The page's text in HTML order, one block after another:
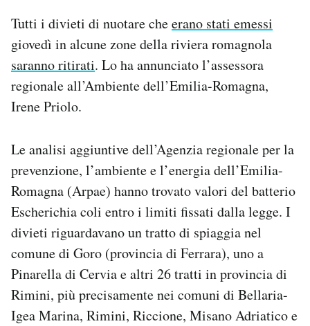
AREA PERSONALE
Area Personale
Newsletter
Notifiche mobile
Hai bisogno di aiuto?
Esci
Tutti i divieti di nuotare cheerano stati emessi
giovedì in alcune zone della riviera romagnola
saranno ritirati. Lo ha annunciato l’assessora
regionale all’Ambiente dell’Emilia-Romagna,
Irene Priolo.
Le analisi aggiuntive dell’Agenzia regionale per la
prevenzione, l’ambiente e l’energia dell’Emilia-
Romagna (Arpae) hanno trovato valori del batterio
Escherichia coli entro i limiti fissati dalla legge. I
divieti riguardavano un tratto di spiaggia nel
comune di Goro (provincia di Ferrara), uno a
Pinarella di Cervia e altri 26 tratti in provincia di
Rimini, più precisamente nei comuni di Bellaria-
Igea Marina, Rimini, Riccione, Misano Adriatico e